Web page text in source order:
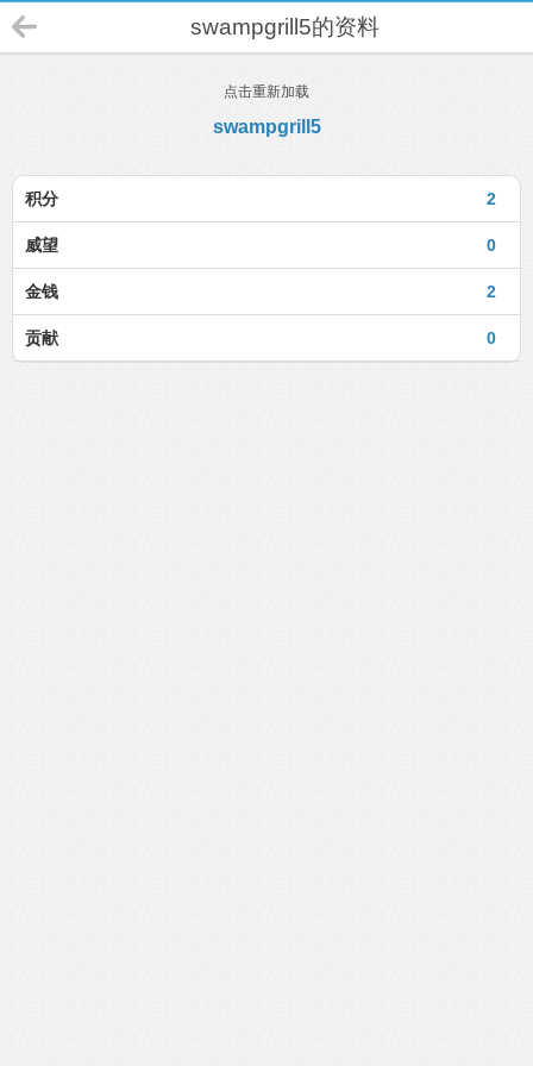
swampgrill5的资料
点击重新加载
swampgrill5
2
积分
0
威望
2
金钱
0
贡献